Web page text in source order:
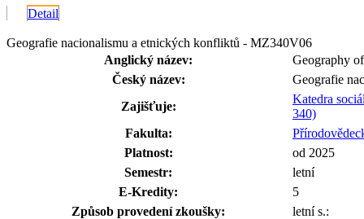
Detail
Geografie nacionalismu a etnických konfliktů - MZ340V06
Anglický název:
Geography
Český název:
Geografie
Zajišťuje:
Katedra
340)
Fakulta:
Platnost:
od 2025
Semestr:
letní
E-Kredity:
5
Způsob provedení zkoušky:
letní s.: